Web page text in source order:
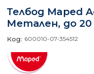
Телбод Maped
Метален, до 20
Код: 600010-07-354512